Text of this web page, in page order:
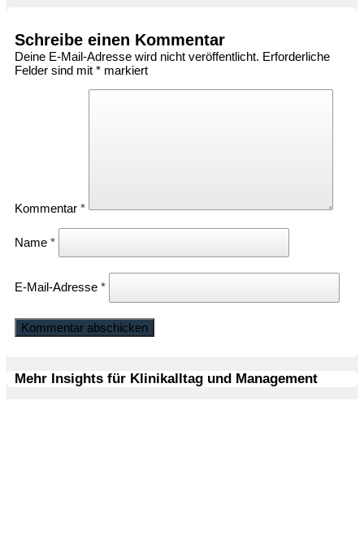
Schreibe einen Kommentar
Deine E-Mail-Adresse wird nicht veröffentlicht. Erforderliche
Felder sind mit * markiert
Kommentar *
Name *
E-Mail-Adresse *
Mehr Insights für Klinikalltag und Management